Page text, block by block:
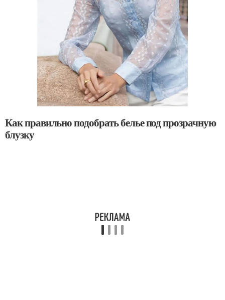
Как правильно подобрать белье под прозрачную
блузку